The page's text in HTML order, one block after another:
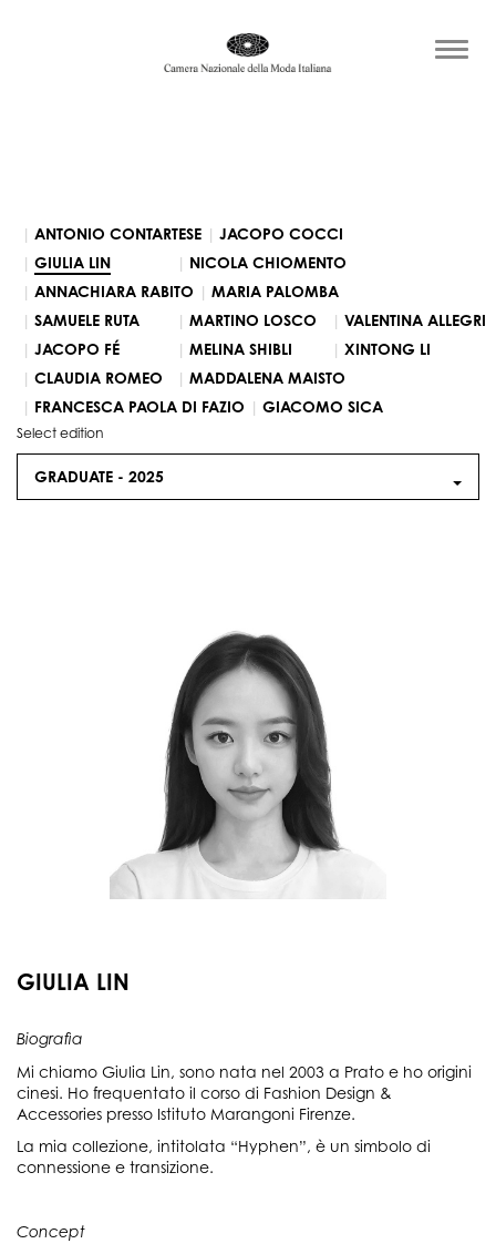
ANTONIO CONTARTESE
JACOPO COCCI
GIULIA LIN
NICOLA CHIOMENTO
ANNACHIARA RABITO
MARIA PALOMBA
SAMUELE RUTA
MARTINO LOSCO
VALENTINA ALLEGRI
JACOPO FÉ
MELINA SHIBLI
XINTONG LI
CLAUDIA ROMEO
MADDALENA MAISTO
FRANCESCA PAOLA DI FAZIO
GIACOMO SICA
Select edition
GRADUATE - 2025
GIULIA LIN
Biografia
Mi chiamo Giulia Lin, sono nata nel 2003 a Prato e ho origini
cinesi. Ho frequentato il corso di Fashion Design &
Accessories presso Istituto Marangoni Firenze.
La mia collezione, intitolata “Hyphen”, è un simbolo di
connessione e transizione.
Concept